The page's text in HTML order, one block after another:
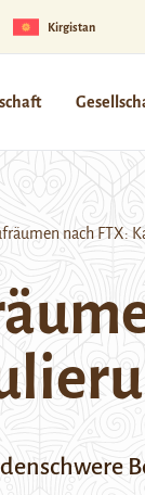
Kirgistan
nach FTX: